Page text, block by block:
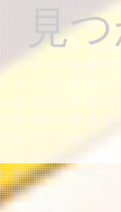
見